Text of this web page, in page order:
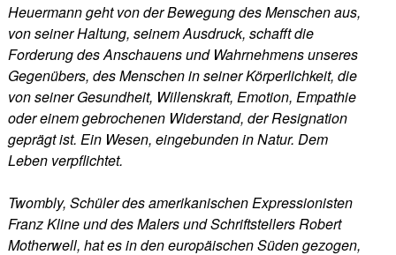
Heuermann geht von der Bewegung des Menschen aus,
von seiner Haltung, seinem Ausdruck, schafft die
Forderung des Anschauens und Wahrnehmens unseres
Gegenübers, des Menschen in seiner Körperlichkeit, die
von seiner Gesundheit, Willenskraft, Emotion, Empathie
oder einem gebrochenen Widerstand, der Resignation
geprägt ist. Ein Wesen, eingebunden in Natur. Dem
Leben verpflichtet.
Twombly, Schüler des amerikanischen Expressionisten
Franz Kline und des Malers und Schriftstellers Robert
Motherwell, hat es in den europäischen Süden gezogen,